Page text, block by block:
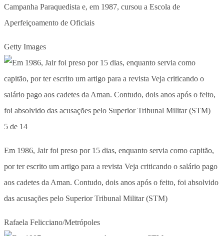
Campanha Paraquedista e, em 1987, cursou a Escola de
Aperfeiçoamento de Oficiais
Getty Images
5 de 14
Em 1986, Jair foi preso por 15 dias, enquanto servia como capitão,
por ter escrito um artigo para a revista Veja criticando o salário pago
aos cadetes da Aman. Contudo, dois anos após o feito, foi absolvido
das acusações pelo Superior Tribunal Militar (STM)
Rafaela Felicciano/Metrópoles